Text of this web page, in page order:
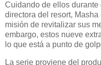
Cuidando de ellos
directora del resort,
misión de revitalizar sus
embargo, estos nueve
lo que está a punto de
La serie proviene del